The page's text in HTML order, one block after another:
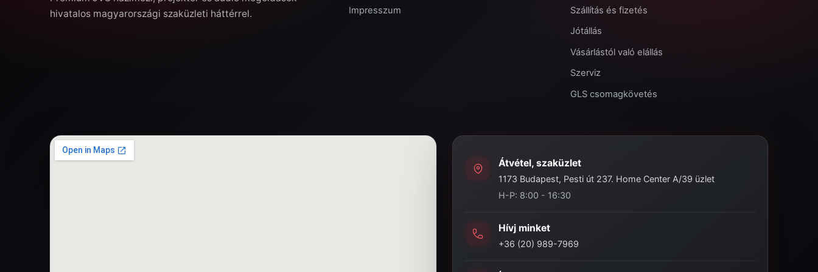
hivatalos magyarországi szaküzleti háttérrel.
Impresszum
Szállítás és fizetés
Jótállás
Vásárlástól való elállás
Szerviz
GLS csomagkövetés
Átvétel, szaküzlet
1173 Budapest, Pesti út 237. Home Center A/39 üzlet
H-P: 8:00 - 16:30
Hívj minket
+36 (20) 989-7969